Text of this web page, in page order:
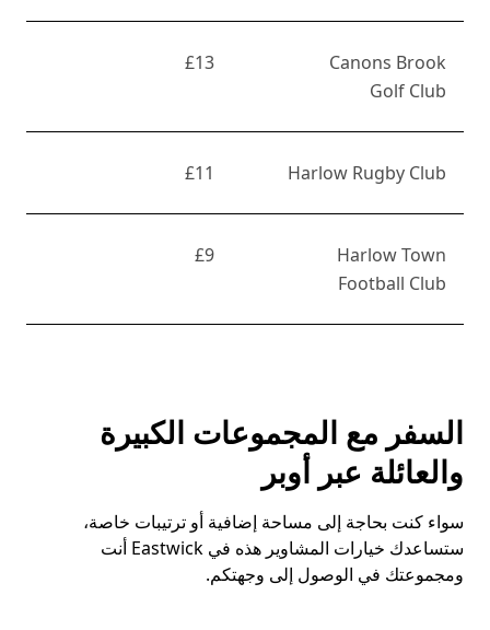
Canons Brook
Golf Club
£13
Harlow Rugby Club
£11
Harlow Town
Football Club
£9
السفر مع المجموعات الكبيرة
والعائلة عبر أوبر
سواء كنت بحاجة إلى مساحة إضافية أو ترتيبات خاصة،
ستساعدك خيارات المشاوير هذه في Eastwick أنت
ومجموعتك في الوصول إلى وجهتكم.